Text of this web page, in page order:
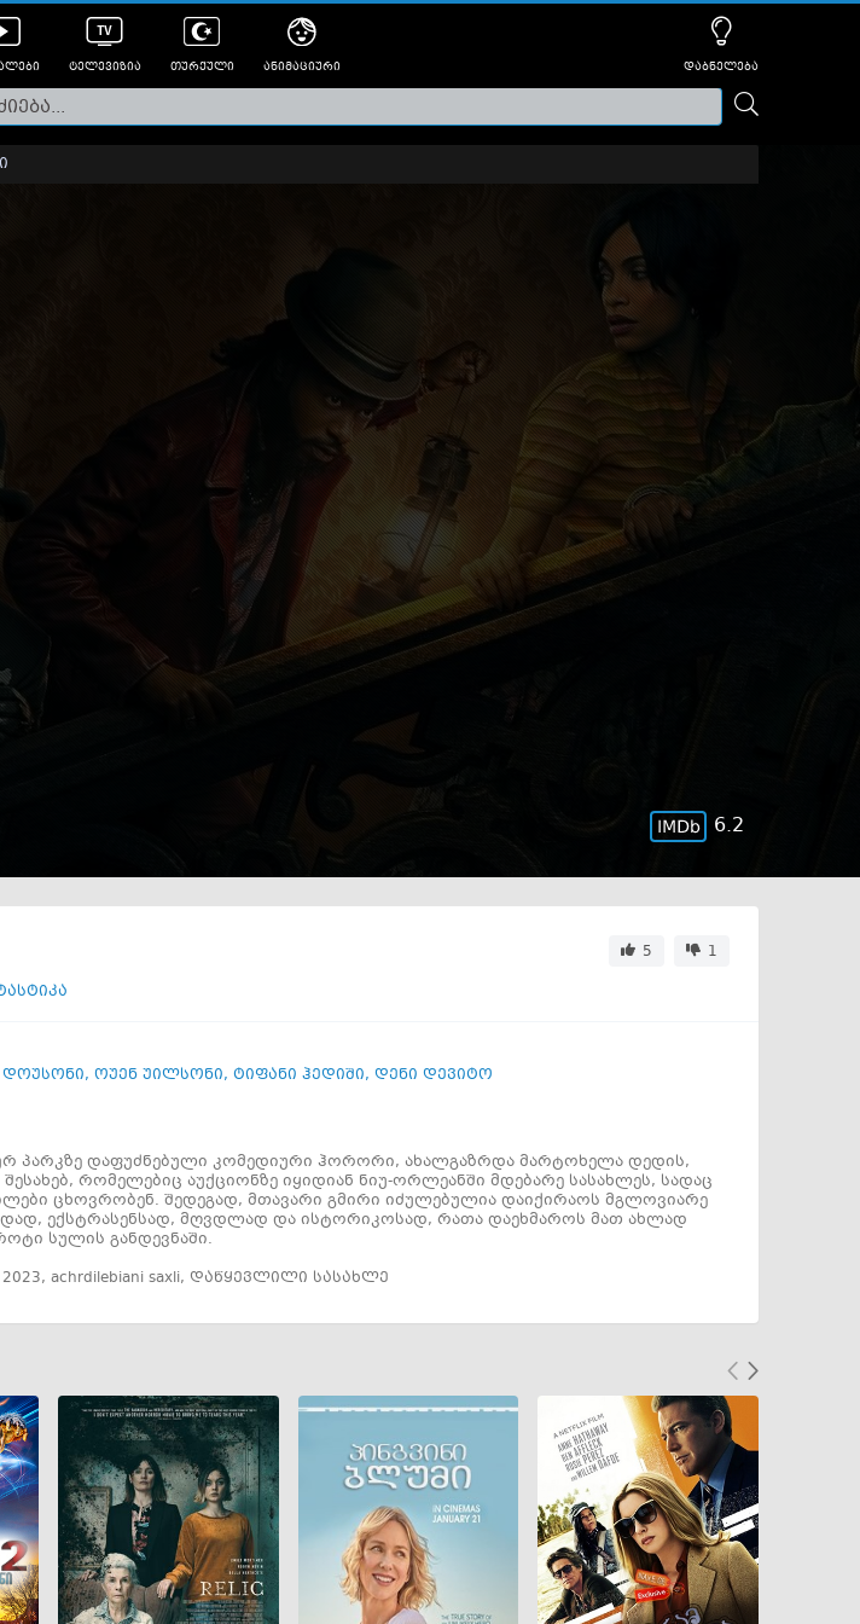
ტელევიზია თურქული ანიმაციური დაბნელება
6.2
5
1
, ოუენ უილსონი, ტიფანი ჰედიში, დენი დევიტო
პარკზე დაფუძნებული კომედიური ჰორორი, ახალგაზრდა მარტოხელა დედის,
რომელებიც აუქციონზე იყიდიან ნიუ-ორლეანში მდებარე სასახლეს, სადაც
ცხოვრობენ. შედეგად, მთავარი გმირი იძულებულია დაიქირაოს მგლოვიარე
ექსტრასენსად, მღვდლად და ისტორიკოსად, რათა დაეხმაროს მათ ახლად
სულის განდევნაში.
2023, achrdilebiani saxli, დაწყევლილი სასახლე